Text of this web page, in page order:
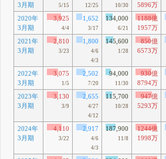
3月期
5/15 12/25 10/30
5896万
2020年
3月期
3,925
4/4
1,652
3/17
134,000
6/21
1188億
1957万
2021年
3月期
2,810
3/23
1,800
4/6
4/3
145,600
1/28
850億
6573万
2022年
3月期
3,075
1/5
2,502
7/20
94,000
11/30
930億
8794万
2023年
3月期
3,130
3/9
2,655
4/27
4/12
115,700
10/28
947億
5293万
2024年
3月期
4,110
3/22
2,917
4/6
4/3
187,900
11/8
1244億
1998万